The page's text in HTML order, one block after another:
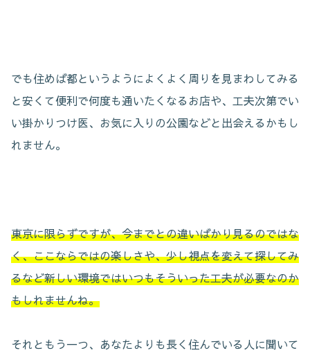
でも住めば都というようによくよく周りを見まわしてみる
と安くて便利で何度も通いたくなるお店や、工夫次第でい
い掛かりつけ医、お気に入りの公園などと出会えるかもし
れません。
東京に限らずですが、今までとの違いばかり見るのではな
く、ここならではの楽しさや、少し視点を変えて探してみ
るなど新しい環境ではいつもそういった工夫が必要なのか
もしれませんね。
それともう一つ、あなたよりも長く住んでいる人に聞いて